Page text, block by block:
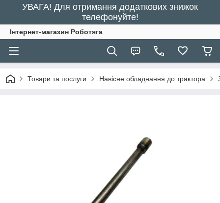
УВАГА! Для отримання додаткових знижок
телефонуйте!
Інтернет-магазин Роботяга
Товари та послуги Навісне обладнання до трактора